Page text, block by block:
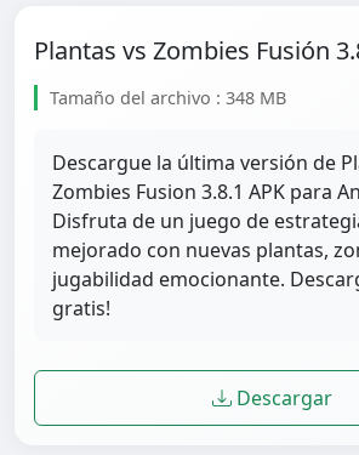
Plantas vs Zombies Fusión
Tamaño del archivo : 348 MB
Descargue la última versión de
Zombies Fusion 3.8.1 APK para
Disfruta de un juego de
mejorado con nuevas plantas,
jugabilidad emocionante.
gratis!
Descargar